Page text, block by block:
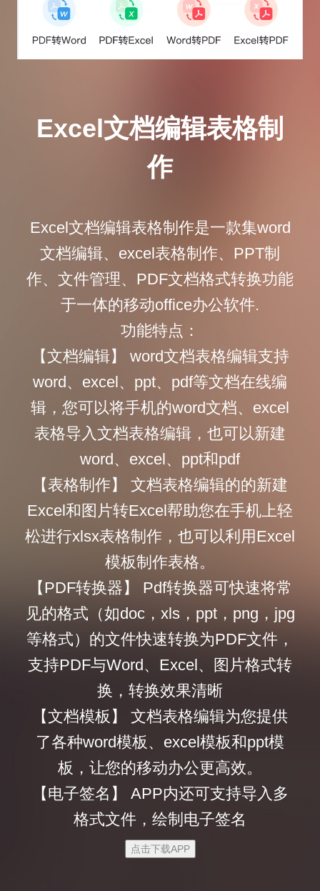
Excel文档编辑表格制
作
Excel文档编辑表格制作是一款集word
文档编辑、excel表格制作、PPT制
作、文件管理、PDF文档格式转换功能
于一体的移动office办公软件.
功能特点：
【文档编辑】 word文档表格编辑支持
word、excel、ppt、pdf等文档在线编
辑，您可以将手机的word文档、excel
表格导入文档表格编辑，也可以新建
word、excel、ppt和pdf
【表格制作】 文档表格编辑的的新建
Excel和图片转Excel帮助您在手机上轻
松进行xlsx表格制作，也可以利用Excel
模板制作表格。
【PDF转换器】 Pdf转换器可快速将常
见的格式（如doc，xls，ppt，png，jpg
等格式）的文件快速转换为PDF文件，
支持PDF与Word、Excel、图片格式转
换，转换效果清晰
【文档模板】 文档表格编辑为您提供
了各种word模板、excel模板和ppt模
板，让您的移动办公更高效。
【电子签名】 APP内还可支持导入多
格式文件，绘制电子签名
点击下载APP